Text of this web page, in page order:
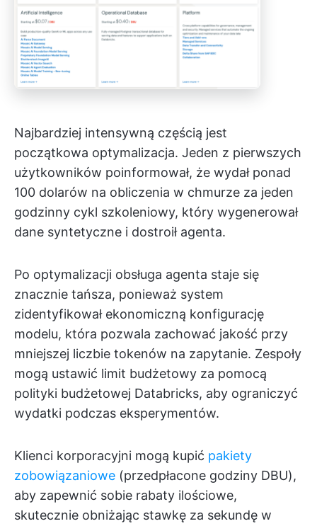
Najbardziej intensywną częścią jest
początkowa optymalizacja. Jeden z pierwszych
użytkowników poinformował, że wydał ponad
100 dolarów na obliczenia w chmurze za jeden
godzinny cykl szkoleniowy, który wygenerował
dane syntetyczne i dostroił agenta.
Po optymalizacji obsługa agenta staje się
znacznie tańsza, ponieważ system
zidentyfikował ekonomiczną konfigurację
modelu, która pozwala zachować jakość przy
mniejszej liczbie tokenów na zapytanie. Zespoły
mogą ustawić limit budżetowy za pomocą
polityki budżetowej Databricks, aby ograniczyć
wydatki podczas eksperymentów.
Klienci korporacyjni mogą kupić pakiety
zobowiązaniowe (przedpłacone godziny DBU),
aby zapewnić sobie rabaty ilościowe,
skutecznie obniżając stawkę za sekundę w